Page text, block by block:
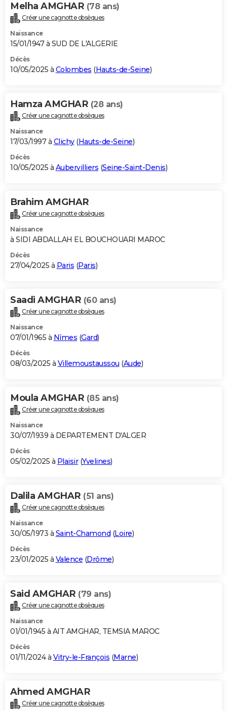
Melha AMGHAR (78 ans)
Créer une cagnotte obsèques
Naissance
15/01/1947 à SUD DE L'ALGERIE
Décès
10/05/2025 à Colombes (Hauts-de-Seine)
Hamza AMGHAR (28 ans)
Créer une cagnotte obsèques
Naissance
17/03/1997 à Clichy(Hauts-de-Seine)
Décès
10/05/2025 à Aubervilliers (Seine-Saint-Denis)
Brahim AMGHAR
Créer une cagnotte obsèques
Naissance
à SIDI ABDALLAH EL BOUCHOUARI MAROC
Décès
27/04/2025 à Paris (Paris)
Saadi AMGHAR (60 ans)
Créer une cagnotte obsèques
Naissance
07/01/1965 à Nîmes (Gard)
Décès
08/03/2025 à Villemoustaussou (Aude)
Moula AMGHAR (85 ans)
Créer une cagnotte obsèques
Naissance
30/07/1939 à DEPARTEMENT D'ALGER
Décès
05/02/2025 à Plaisir(Yvelines)
Dalila AMGHAR (51 ans)
Créer une cagnotte obsèques
Naissance
30/05/1973 à Saint-Chamond (Loire)
Décès
23/01/2025 à Valence (Drôme)
Said AMGHAR (79 ans)
Créer une cagnotte obsèques
Naissance
01/01/1945 à AIT AMGHAR, TEMSIA MAROC
Décès
01/11/2024 à Vitry-le-François (Marne)
Ahmed AMGHAR
Créer une cagnotte obsèques